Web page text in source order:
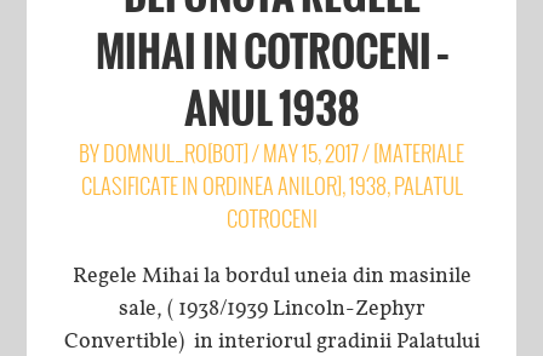
MIHAI IN COTROCENI –
ANUL 1938
BYDOMNUL_RO[BOT]/MAY 15, 2017/[MATERIALE
CLASIFICATE IN ORDINEA ANILOR],1938,PALATUL
COTROCENI
Regele Mihai la bordul uneia din masinile
sale, ( 1938/1939 Lincoln-Zephyr
Convertible) in interiorul gradinii Palatului